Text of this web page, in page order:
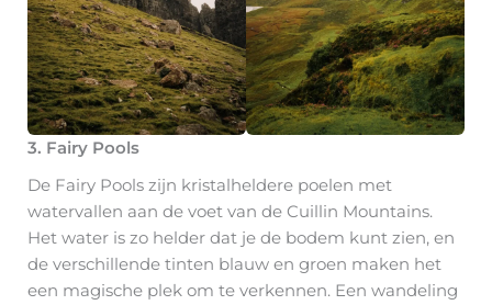
3. Fairy Pools
De Fairy Pools zijn kristalheldere poelen met
watervallen aan de voet van de Cuillin Mountains.
Het water is zo helder dat je de bodem kunt zien, en
de verschillende tinten blauw en groen maken het
een magische plek om te verkennen. Een wandeling